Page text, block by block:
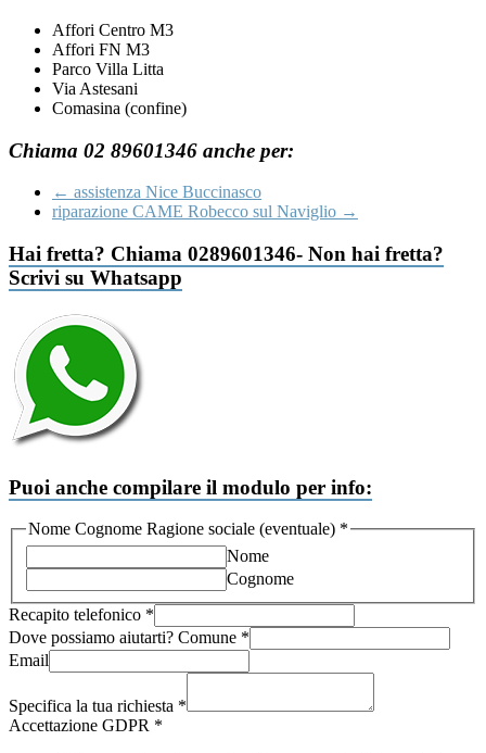
Affori Centro M3
Affori FN M3
Parco Villa Litta
Via Astesani
Comasina (confine)
Chiama 02 89601346 anche per:
← assistenza Nice Buccinasco
riparazione CAME Robecco sul Naviglio →
Hai fretta? Chiama 0289601346- Non hai fretta?
Scrivi su Whatsapp
Puoi anche compilare il modulo per info:
Nome
GDPR
Recapito
Nome Cognome Ragione sociale (eventuale) *
Nome
Cognome
Recapito telefonico *
Dove possiamo aiutarti? Comune *
Email
Specifica la tua richiesta *
Accettazione GDPR *